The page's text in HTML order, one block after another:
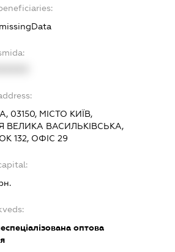
03150, МІСТО КИЇВ,
ВЕЛИКА ВАСИЛЬКІВСЬКА,
132, ОФІС 29
оптова